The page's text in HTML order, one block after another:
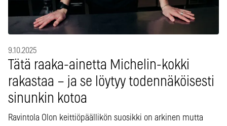
9.10.2025
Tätä raaka-ainetta Michelin-kokki
rakastaa – ja se löytyy todennäköisesti
sinunkin kotoa
Ravintola Olon keittiöpäällikön suosikki on arkinen mutta